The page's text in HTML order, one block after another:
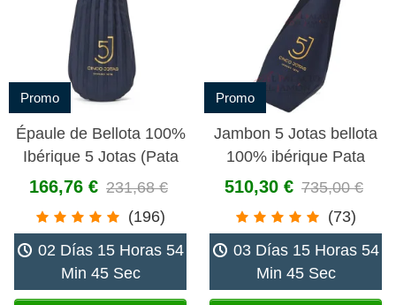
Promo
Épaule de Bellota 100%
Ibérique 5 Jotas (Pata
Negra)
166,76 € 231,68 €
(196)
02 Días 15 Horas 54
Min 45 Sec
Promo
Jambon 5 Jotas bellota
100% ibérique Pata
Negra
510,30 € 735,00 €
(73)
03 Días 15 Horas 54
Min 45 Sec